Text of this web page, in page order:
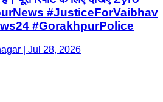
#JusticeForVaibhav
#GorakhpurPolice
| Jul 28, 2026